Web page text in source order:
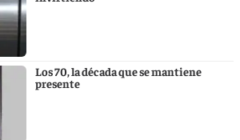
Los 70, la década que se mantiene
presente